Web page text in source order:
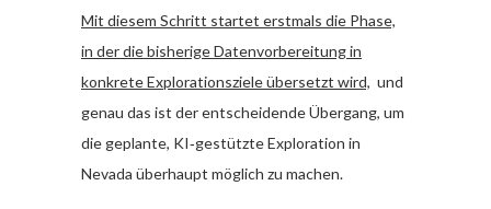
Mit diesem Schritt startet erstmals die Phase,
in der die bisherige Datenvorbereitung in
konkrete Explorationsziele übersetzt wird, und
genau das ist der entscheidende Übergang, um
die geplante, KI‑gestützte Exploration in
Nevada überhaupt möglich zu machen.